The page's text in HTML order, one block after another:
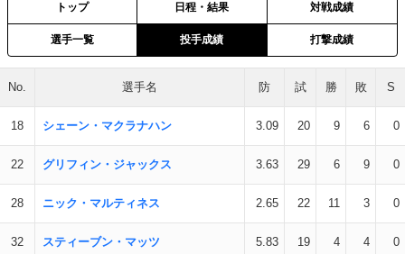
トップ 日程・結果 対戦成績
選手一覧 投手成績 打撃成績
No. 選手名 防 試 勝 敗 S
18 シェーン・マクラナハン 3.09 20 9 6 0
22 グリフィン・ジャックス 3.63 29 6 9 0
28 ニック・マルティネス 2.65 22 11 3 0
32 スティーブン・マッツ 5.83 19 4 4 0